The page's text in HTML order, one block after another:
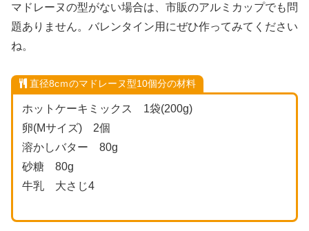
マドレーヌの型がない場合は、市販のアルミカップでも問
題ありません。バレンタイン用にぜひ作ってみてください
ね。
直径8cｍのマドレーヌ型10個分の材料
ホットケーキミックス 1袋(200g)
卵(Mサイズ) 2個
溶かしバター 80g
砂糖 80g
牛乳 大さじ4